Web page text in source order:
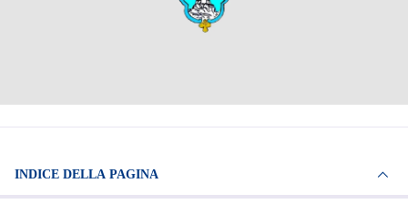
INDICE DELLA PAGINA